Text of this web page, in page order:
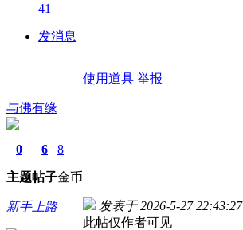
41
发消息
使用道具 举报
与佛有缘
0
主题
6
帖子
8
金币
新手上路 发表于 2026-5-27 22:43:27
此帖仅作者可见